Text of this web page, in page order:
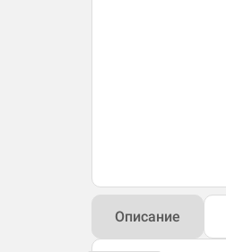
Описание